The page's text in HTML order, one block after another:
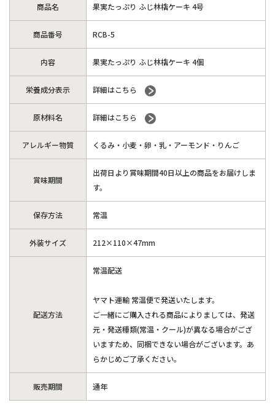
商品名 果実たっぷり ふじ林檎ケーキ 4号
商品番号 RCB-5
内容 果実たっぷり ふじ林檎ケーキ 4個
栄養成分表示 詳細はこちら
原材料名 詳細はこちら
アレルギー物質 くるみ・小麦・卵・乳・アーモンド・りんご
賞味期間
出荷日より賞味期間40日以上の商品をお届けしま
す。
保存方法 常温
外装サイズ 212×110×47mm
配送方法
常温配送
ヤマト運輸 常温便で発送いたします。
ご一緒にご購入される商品によりましては、発送
元・発送種類(常温・クール)が異なる場合がござ
いますため、同梱できない場合がございます。あ
らかじめご了承ください。
販売期間 通年